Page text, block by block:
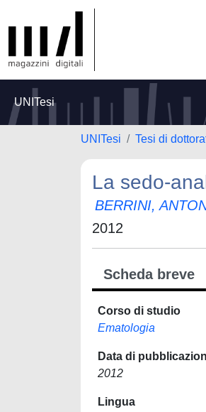
UNITesi
UNITesi Tesi di
La sedo-
BERRINI,
2012
Scheda breve
Corso di studio
Ematologia
Data di
2012
Lingua